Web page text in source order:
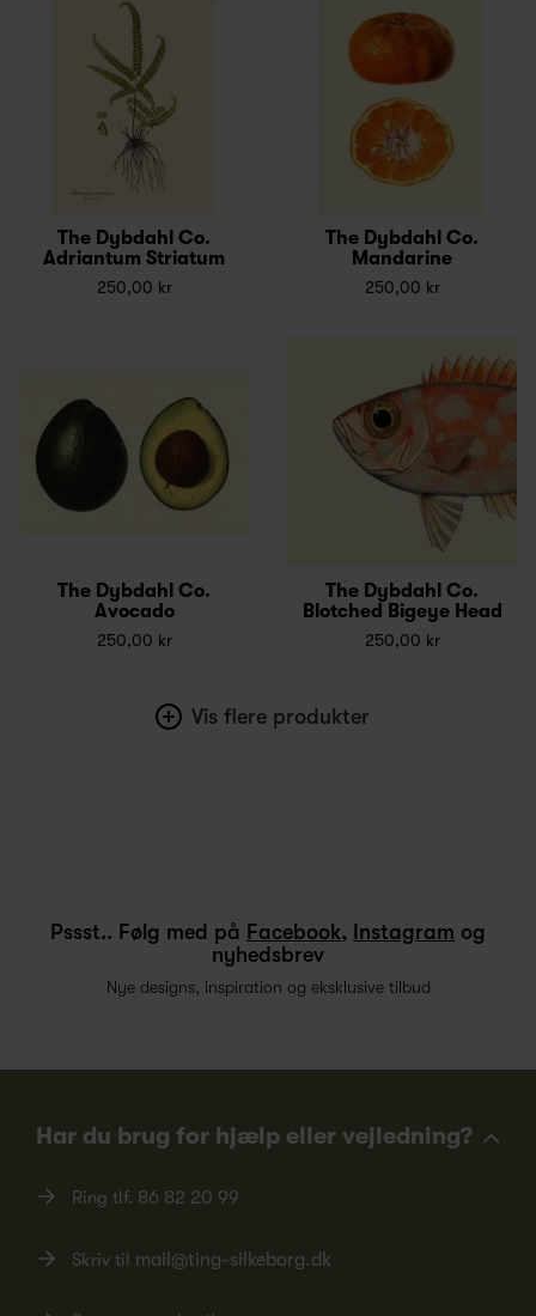
The Dybdahl Co.
Adriantum Striatum
250,00 kr
The Dybdahl Co.
Mandarine
250,00 kr
The Dybdahl Co.
Avocado
250,00 kr
The Dybdahl Co.
Blotched Bigeye Head
250,00 kr
Vis flere produkter
Pssst.. Følg med på Facebook, Instagram og
nyhedsbrev
Nye designs, inspiration og eksklusive tilbud
Har du brug for hjælp eller vejledning?
Ring tlf. 86 82 20 99
Skriv til mail@ting-silkeborg.dk